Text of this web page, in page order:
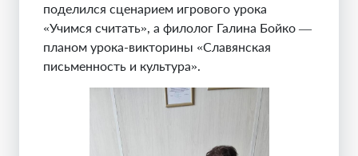
поделился сценарием игрового урока
«Учимся считать», а филолог Галина Бойко —
планом урока-викторины «Славянская
письменность и культура».